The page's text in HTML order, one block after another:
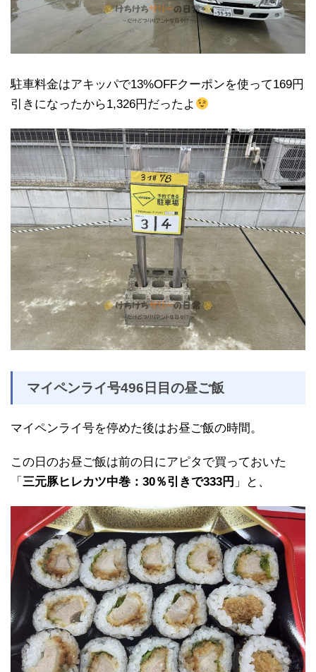
駐車料金はアキッパで13%OFFクーポンを使って169円
引きになったから1,326円だったよ
マイペンライ号496日目の昼ご飯
マイペンライ号を停めた後はお昼ご飯の時間。
この日のお昼ご飯は前の日にアピタで買っておいた
「 三元豚ヒレカツ中巻：30％引きで333円 」と、